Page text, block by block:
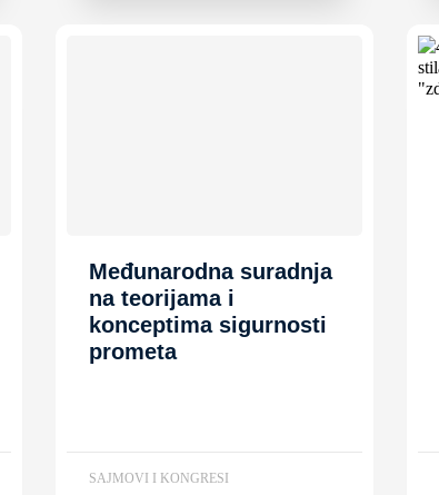
Međunarodna suradnja
na teorijama i
konceptima sigurnosti
prometa
SAJMOVI I KONGRESI